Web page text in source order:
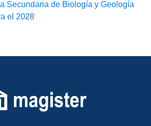
Secundaria de Biología y Geología
el 2028